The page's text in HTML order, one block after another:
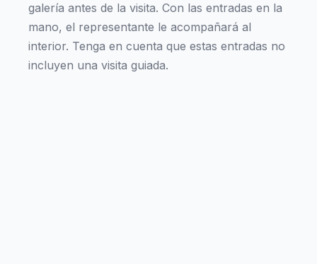
galería antes de la visita. Con las entradas en la
mano, el representante le acompañará al
interior. Tenga en cuenta que estas entradas no
incluyen una visita guiada.